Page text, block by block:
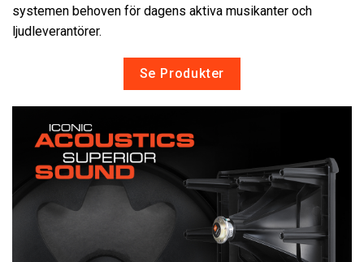
systemen behoven för dagens aktiva musikanter och
ljudleverantörer.
Se Produkter